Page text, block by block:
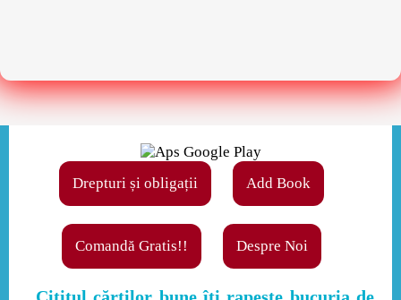
Drepturi și obligații Add Book
Comandă Gratis!! Despre Noi